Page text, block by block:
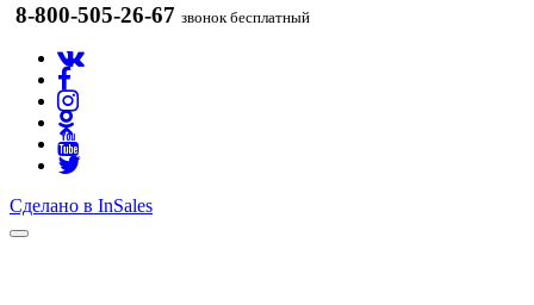
8-800-505-26-67 звонок бесплатный
Сделано в InSales